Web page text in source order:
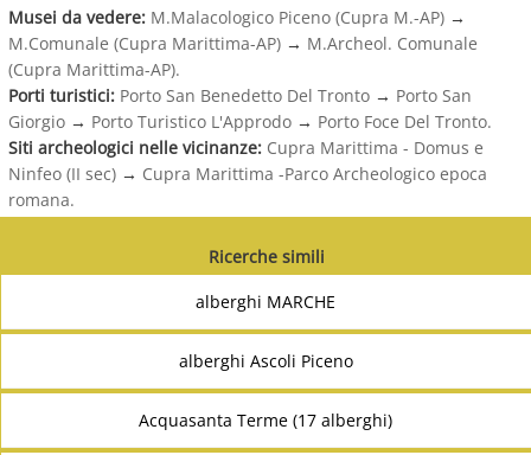
Musei da vedere: M.Malacologico Piceno (Cupra M.-AP) →
M.Comunale (Cupra Marittima-AP) → M.Archeol. Comunale
(Cupra Marittima-AP).
Porti turistici: Porto San Benedetto Del Tronto → Porto San
Giorgio → Porto Turistico L'Approdo → Porto Foce Del Tronto.
Siti archeologici nelle vicinanze: Cupra Marittima - Domus e
Ninfeo (II sec) → Cupra Marittima -Parco Archeologico epoca
romana.
Ricerche simili
alberghi MARCHE
alberghi Ascoli Piceno
Acquasanta Terme (17 alberghi)